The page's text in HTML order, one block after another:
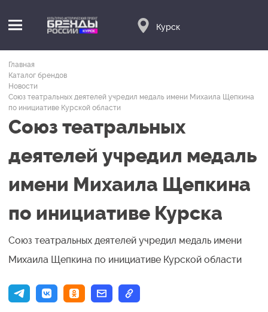
Курск
Главная
Каталог брендов
Новости
Союз театральных деятелей учредил медаль имени Михаила Щепкина
по инициативе Курской области
Союз театральных
деятелей учредил медаль
имени Михаила Щепкина
по инициативе Курска
Союз театральных деятелей учредил медаль имени
Михаила Щепкина по инициативе Курской области